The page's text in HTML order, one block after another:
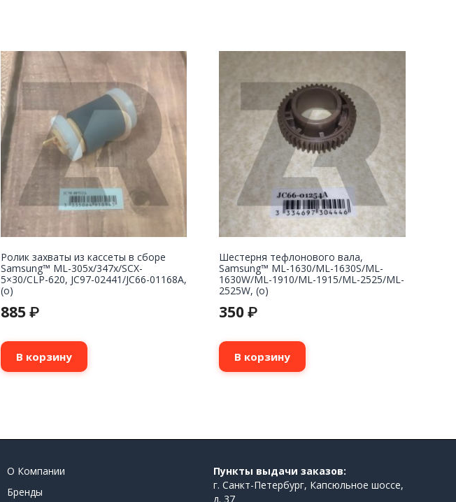
Ролик захваты из кассеты в сборе
Samsung™ ML-305x/347x/SCX-
5×30/CLP-620, JC97-02441/JC66-01168A,
(o)
885 ₽
В корзину
Шестерня тефлонового вала,
Samsung™ ML-1630/ML-1630S/ML-
1630W/ML-1910/ML-1915/ML-2525/ML-
2525W, (о)
350₽
В корзину
О Компании
Бренды
Пункты выдачи заказов:
г. Санкт-Петербург, Капсюльное шоссе,
д. 37